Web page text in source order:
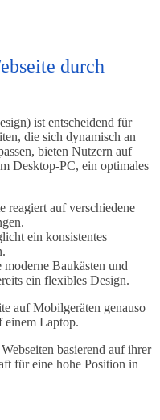
durch
ist entscheidend für
die sich dynamisch an
bieten Nutzern auf
Desktop-PC, ein optimales
reagiert auf verschiedene
ein konsistentes
moderne Baukästen und
ein flexibles Design.
auf Mobilgeräten genauso
einem Laptop.
basierend auf ihrer
für eine hohe Position in